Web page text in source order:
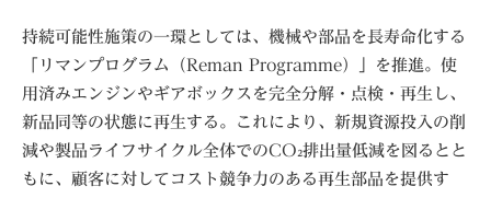
持続可能性施策の一環としては、機械や部品を長寿命化する
「リマンプログラム（Reman Programme）」を推進。使
用済みエンジンやギアボックスを完全分解・点検・再生し、
新品同等の状態に再生する。これにより、新規資源投入の削
減や製品ライフサイクル全体でのCO₂排出量低減を図るとと
もに、顧客に対してコスト競争力のある再生部品を提供す